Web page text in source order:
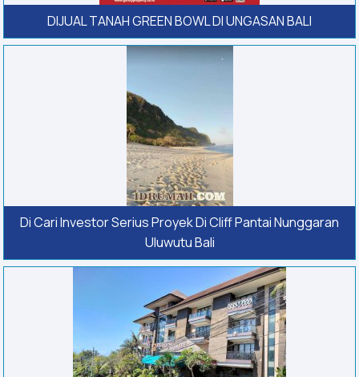
DIJUAL TANAH GREEN BOWL DI UNGASAN BALI
Di Cari Investor Serius Proyek Di Cliff Pantai Nunggaran
Uluwutu Bali